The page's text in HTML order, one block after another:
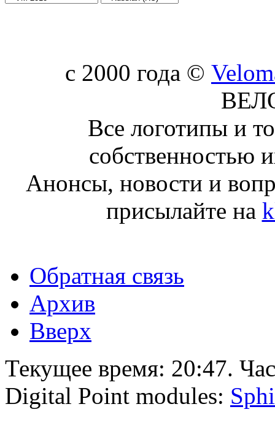
c 2000 года ©
Все логотипы и
собственностью
Анонсы, новости и
присылайте на
Обратная связь
Архив
Вверх
Текущее время: 20:47.
Digital Point modules: